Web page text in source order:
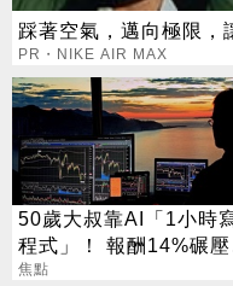
踩著空氣，邁向極限，
PR・NIKE AIR MAX
50歲大叔靠AI「1小時
程式」！ 報酬14%碾壓
普 直接辭職去炒股
焦點